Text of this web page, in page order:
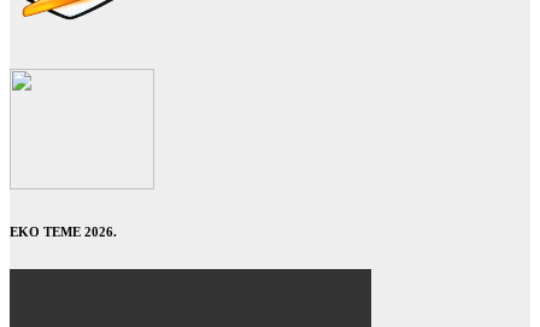
EKO TEME 2026.